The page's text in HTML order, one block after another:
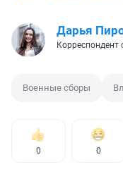
Дарья
Корреспондент
Военные сборы
0 0